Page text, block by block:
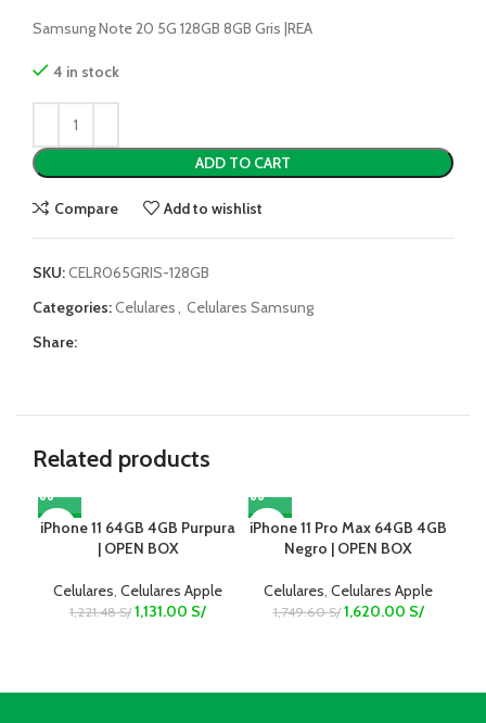
Samsung Note 20 5G 128GB 8GB Gris |REA
4 in stock
ADD TO CART
Compare Add to wishlist
SKU:CELR065GRIS-128GB
Categories:Celulares, Celulares Samsung
Share:
Related products
-7%
iPhone 11 64GB 4GB Purpura
| OPEN BOX
Celulares, Celulares Apple
1,221.48S/ 1,131.00 S/
-7%
iPhone 11 Pro Max 64GB 4GB
Negro | OPEN BOX
Celulares, Celulares Apple
1,749.60S/ 1,620.00 S/